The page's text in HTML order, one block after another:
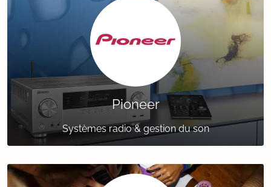
Pioneer
Systèmes radio & gestion du son